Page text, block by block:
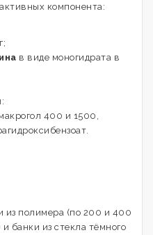
компонента:
в виде моногидрата в
400 и 1500,
из полимера (по 200 и 400
банки из стекла тёмного